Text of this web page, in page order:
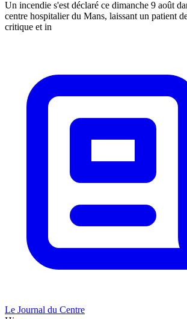
Un incendie s'est déclaré ce dimanche 9 août
centre hospitalier du Mans, laissant un patient
critique et in
Le Journal du Centre